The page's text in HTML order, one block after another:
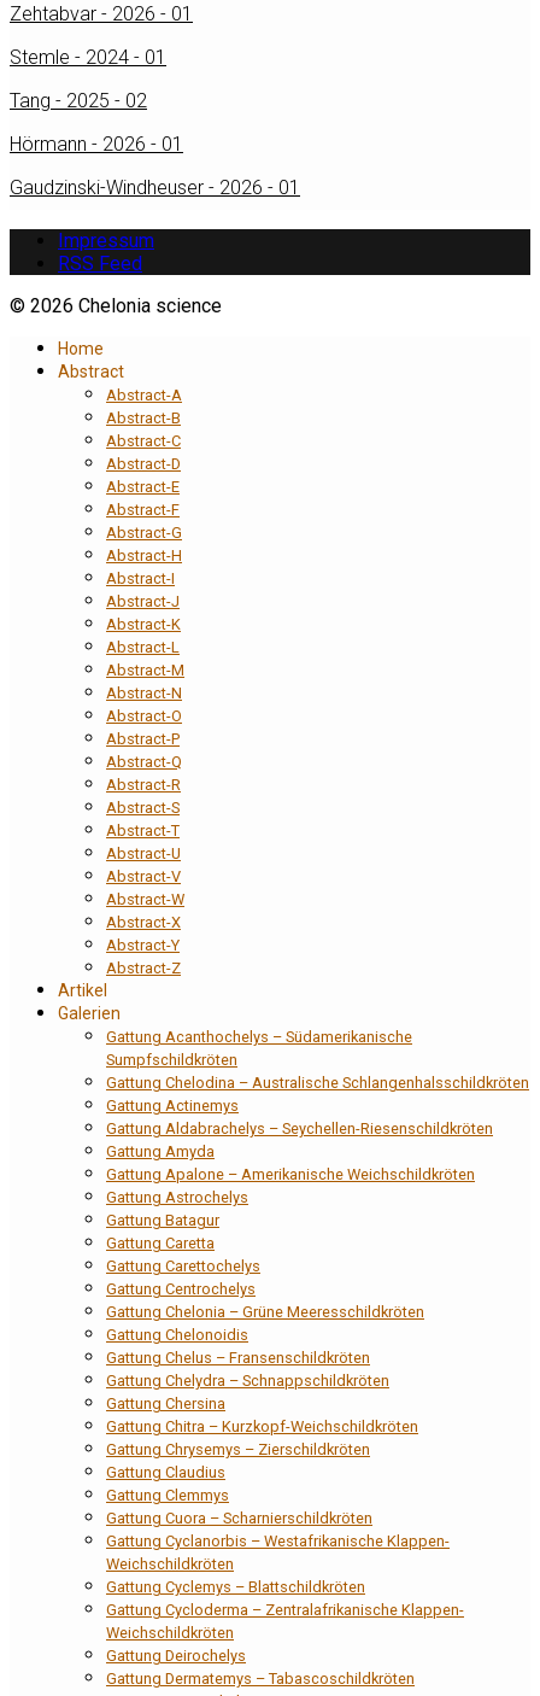
Zehtabvar - 2026 - 01
Stemle - 2024 - 01
Tang - 2025 - 02
Hörmann - 2026 - 01
Gaudzinski-Windheuser - 2026 - 01
Impressum
RSS Feed
© 2026 Chelonia science
Home
Abstract
Abstract-A
Abstract-B
Abstract-C
Abstract-D
Abstract-E
Abstract-F
Abstract-G
Abstract-H
Abstract-I
Abstract-J
Abstract-K
Abstract-L
Abstract-M
Abstract-N
Abstract-O
Abstract-P
Abstract-Q
Abstract-R
Abstract-S
Abstract-T
Abstract-U
Abstract-V
Abstract-W
Abstract-X
Abstract-Y
Abstract-Z
Artikel
Galerien
Gattung Acanthochelys – Südamerikanische
Sumpfschildkröten
Gattung Chelodina – Australische Schlangenhalsschildkröten
Gattung Actinemys
Gattung Aldabrachelys – Seychellen-Riesenschildkröten
Gattung Amyda
Gattung Apalone – Amerikanische Weichschildkröten
Gattung Astrochelys
Gattung Batagur
Gattung Caretta
Gattung Carettochelys
Gattung Centrochelys
Gattung Chelonia – Grüne Meeresschildkröten
Gattung Chelonoidis
Gattung Chelus – Fransenschildkröten
Gattung Chelydra – Schnappschildkröten
Gattung Chersina
Gattung Chitra – Kurzkopf-Weichschildkröten
Gattung Chrysemys – Zierschildkröten
Gattung Claudius
Gattung Clemmys
Gattung Cuora – Scharnierschildkröten
Gattung Cyclanorbis – Westafrikanische Klappen-
Weichschildkröten
Gattung Cyclemys – Blattschildkröten
Gattung Cycloderma – Zentralafrikanische Klappen-
Weichschildkröten
Gattung Deirochelys
Gattung Dermatemys – Tabascoschildkröten